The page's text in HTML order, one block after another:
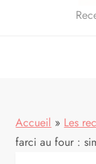
Accueil » Les
farci au four :